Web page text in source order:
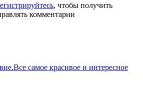
, чтобы получить
комментарии
самое красивое и интересное